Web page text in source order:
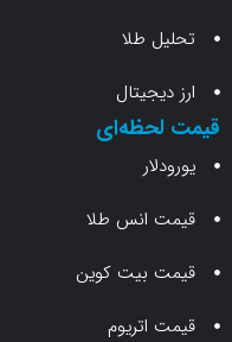
انس طلا
بیت کوین